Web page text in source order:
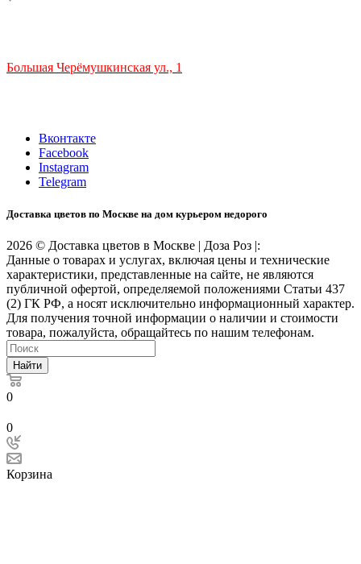
Большая Черёмушкинская ул., 1
Вконтакте
Facebook
Instagram
Telegram
Доставка цветов по Москве на дом курьером недорого
2026 © Доставка цветов в Москве | Доза Роз |:
Данные о товарах и услугах, включая цены и технические
характеристики, представленные на сайте, не являются
публичной офертой, определяемой положениями Статьи 437
(2) ГК РФ, а носят исключительно информационный характер.
Для получения точной информации о наличии и стоимости
товара, пожалуйста, обращайтесь по нашим телефонам.
Найти
0
0
Корзина